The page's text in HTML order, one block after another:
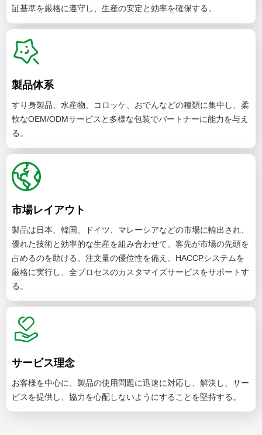
証基準を厳格に遵守し、生産の安定と効率を確保する。
製品体系
すり身製品、水産物、コロッケ、おでんなどの種類に集中し、柔
軟なOEM/ODMサービスと多様な包装でパートナーに能力を与え
る。
市場レイアウト
製品は日本、韓国、ドイツ、マレーシアなどの市場に輸出され、
優れた技術と効率的な生産を組み合わせて、客先が市場の先頭を
占めるのを助ける。注文量の優位性を備え、HACCPシステムを
厳格に実行し、全プロセスのカスタマイズサービスをサポートす
る。
サービス理念
お客様を中心に、製品の使用問題に迅速に対応し、解決し、サー
ビスを提供し、協力を心配しないようにすることを堅持する。